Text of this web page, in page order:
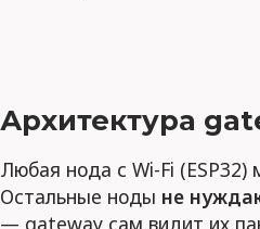
Архитектура
Любая нода с Wi-Fi
Остальные ноды не
— gateway сам видит их